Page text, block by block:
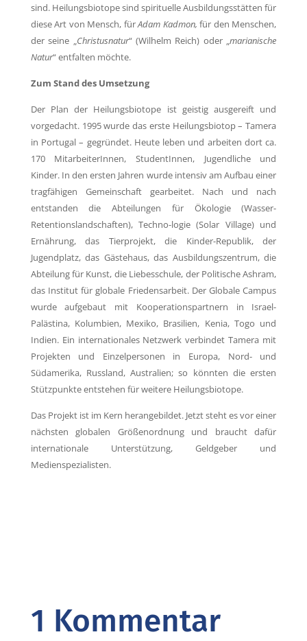
sind. Heilungsbiotope sind spirituelle Ausbildungsstätten für
diese Art von Mensch, fürAdam Kadmon, für den Menschen,
der seine „Christusnatur“ (Wilhelm Reich) oder „marianische
Natur“ entfalten möchte.
Zum Stand des Umsetzung
Der Plan der Heilungsbiotope ist geistig ausgereift und
vorgedacht. 1995 wurde das erste Heilungsbiotop – Tamera
in Portugal – gegründet. Heute leben und arbeiten dort ca.
170 MitarbeiterInnen, StudentInnen, Jugendliche und
Kinder. In den ersten Jahren wurde intensiv am Aufbau einer
tragfähigen Gemeinschaft gearbeitet. Nach und nach
entstanden die Abteilungen für Ökologie (Wasser-
Retentionslandschaften), Techno-logie (Solar Village) und
Ernährung, das Tierprojekt, die Kinder-Republik, der
Jugendplatz, das Gästehaus, das Ausbildungszentrum, die
Abteilung für Kunst, die Liebesschule, der Politische Ashram,
das Institut für globale Friedensarbeit. Der Globale Campus
wurde aufgebaut mit Kooperationspartnern in Israel-
Palästina, Kolumbien, Mexiko, Brasilien, Kenia, Togo und
Indien. Ein internationales Netzwerk verbindet Tamera mit
Projekten und Einzelpersonen in Europa, Nord- und
Südamerika, Russland, Australien; so könnten die ersten
Stützpunkte entstehen für weitere Heilungsbiotope.
Das Projekt ist im Kern herangebildet. Jetzt steht es vor einer
nächsten globalen Größenordnung und braucht dafür
internationale Unterstützung, Geldgeber und
Medienspezialisten.
1 Kommentar